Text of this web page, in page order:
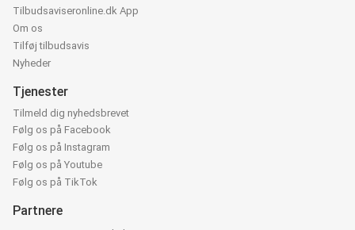
Tilbudsaviseronline.dk App
Om os
Tilføj tilbudsavis
Nyheder
Tjenester
Tilmeld dig nyhedsbrevet
Følg os på Facebook
Følg os på Instagram
Følg os på Youtube
Følg os på TikTok
Partnere